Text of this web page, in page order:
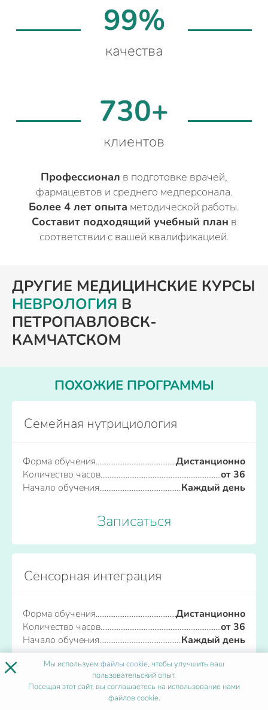
99%
качества
730+
клиентов
Профессионал в подготовке врачей,
фармацевтов и среднего медперсонала.
Более 4 лет опыта методической работы.
Составит подходящий учебный план в
соответствии с вашей квалификацией.
ДРУГИЕ МЕДИЦИНСКИЕ КУРСЫ
НЕВРОЛОГИЯ В
ПЕТРОПАВЛОВСК-
КАМЧАТСКОМ
ПОХОЖИЕ ПРОГРАММЫ
Семейная нутрициология
Форма обучения
Дистанционно
Количество часов
от 36
Начало обучения
Каждый день
Записаться
Сенсорная интеграция
Форма обучения
Дистанционно
Количество часов
от 36
Начало обучения
Каждый день
Записаться
× Мы используемфайлы cookie, чтобы улучшить ваш
пользовательский опыт.
Посещая этот сайт, вы соглашаетесь на использование нами
файлов cookie.